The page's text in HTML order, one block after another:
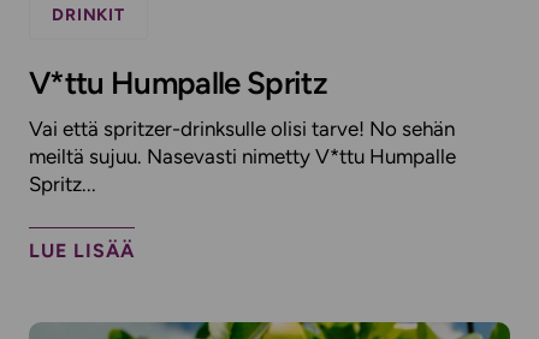
DRINKIT
V*ttu Humpalle Spritz
Vai että spritzer-drinksulle olisi tarve! No sehän
meiltä sujuu. Nasevasti nimetty V*ttu Humpalle
Spritz...
LUE LISÄÄ